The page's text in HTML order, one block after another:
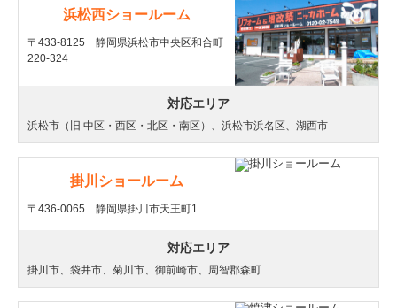
浜松西ショールーム
〒433-8125 静岡県浜松市中央区和合町
220-324
対応エリア
浜松市（旧 中区・西区・北区・南区）、浜松市浜名区、湖西市
掛川ショールーム
〒436-0065 静岡県掛川市天王町1
対応エリア
掛川市、袋井市、菊川市、御前崎市、周智郡森町